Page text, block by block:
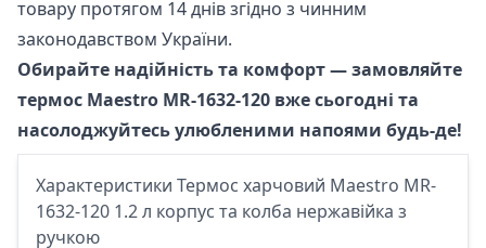
товару протягом 14 днів згідно з чинним
законодавством України.
Обирайте надійність та комфорт — замовляйте
термос Maestro MR-1632-120 вже сьогодні та
насолоджуйтесь улюбленими напоями будь-де!
Характеристики Термос харчовий Maestro MR-
1632-120 1.2 л корпус та колба нержавійка з
ручкою